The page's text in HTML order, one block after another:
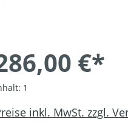
€*
1
inkl. MwSt. zzgl.